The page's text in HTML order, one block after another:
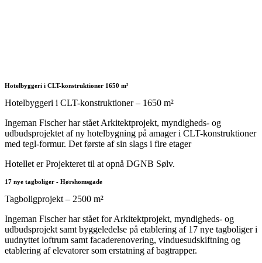
Hotelbyggeri i CLT-konstruktioner 1650 m²
Hotelbyggeri i CLT-konstruktioner – 1650 m²
Ingeman Fischer har stået Arkitektprojekt, myndigheds- og
udbudsprojektet af ny hotelbygning på amager i CLT-konstruktioner
med tegl-formur. Det første af sin slags i fire etager
Hotellet er Projekteret til at opnå DGNB Sølv.
17 nye tagboliger - Hørshomsgade
Tagboligprojekt – 2500 m²
Ingeman Fischer har stået for Arkitektprojekt, myndigheds- og
udbudsprojekt samt byggeledelse på etablering af 17 nye tagboliger i
uudnyttet loftrum samt facaderenovering, vinduesudskiftning og
etablering af elevatorer som erstatning af bagtrapper.